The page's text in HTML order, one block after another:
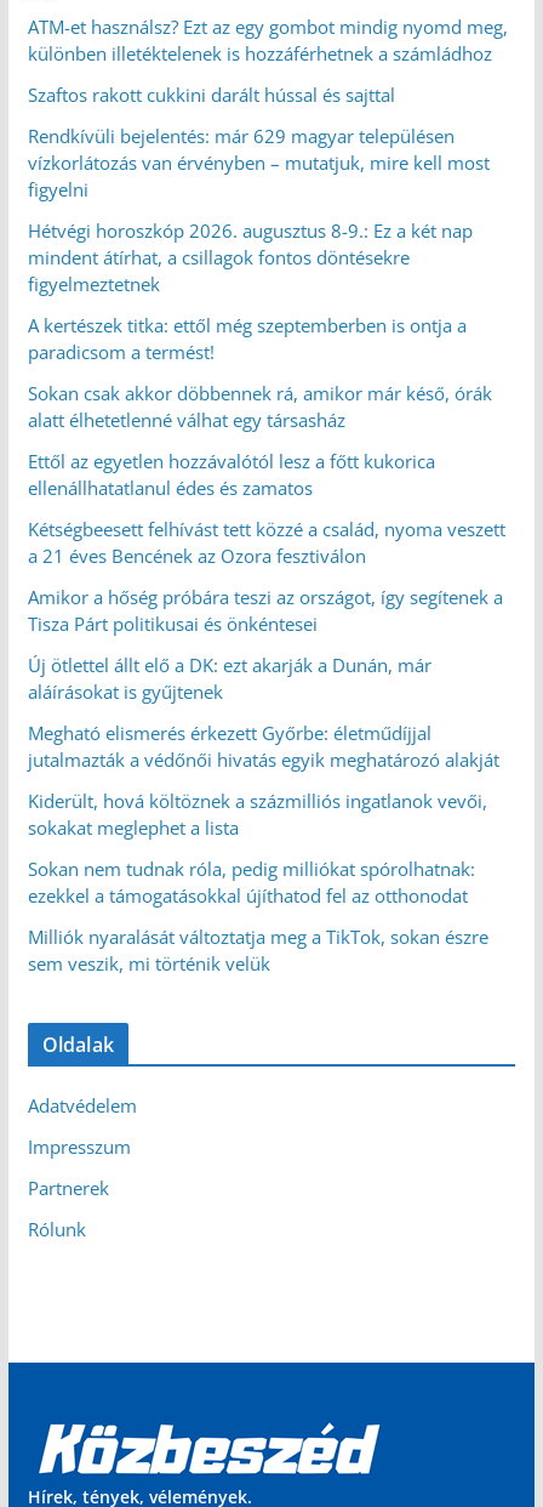
ATM-et használsz? Ezt az egy gombot mindig nyomd meg,
különben illetéktelenek is hozzáférhetnek a számládhoz
Szaftos rakott cukkini darált hússal és sajttal
Rendkívüli bejelentés: már 629 magyar településen
vízkorlátozás van érvényben – mutatjuk, mire kell most
figyelni
Hétvégi horoszkóp 2026. augusztus 8-9.: Ez a két nap
mindent átírhat, a csillagok fontos döntésekre
figyelmeztetnek
A kertészek titka: ettől még szeptemberben is ontja a
paradicsom a termést!
Sokan csak akkor döbbennek rá, amikor már késő, órák
alatt élhetetlenné válhat egy társasház
Ettől az egyetlen hozzávalótól lesz a főtt kukorica
ellenállhatatlanul édes és zamatos
Kétségbeesett felhívást tett közzé a család, nyoma veszett
a 21 éves Bencének az Ozora fesztiválon
Amikor a hőség próbára teszi az országot, így segítenek a
Tisza Párt politikusai és önkéntesei
Új ötlettel állt elő a DK: ezt akarják a Dunán, már
aláírásokat is gyűjtenek
Megható elismerés érkezett Győrbe: életműdíjjal
jutalmazták a védőnői hivatás egyik meghatározó alakját
Kiderült, hová költöznek a százmilliós ingatlanok vevői,
sokakat meglephet a lista
Sokan nem tudnak róla, pedig milliókat spórolhatnak:
ezekkel a támogatásokkal újíthatod fel az otthonodat
Milliók nyaralását változtatja meg a TikTok, sokan észre
sem veszik, mi történik velük
Oldalak
Adatvédelem
Impresszum
Partnerek
Rólunk
Hírek, tények, vélemények.